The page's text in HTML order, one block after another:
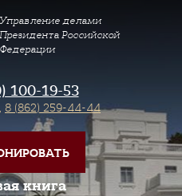
Управление делами
Президента Российской
Федерации
100-19-53
, 8 (862) 259-44-44
книга